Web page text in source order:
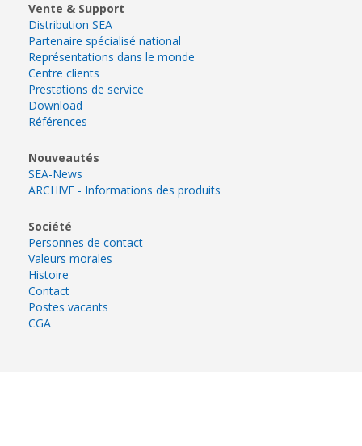
Vente & Support
Distribution SEA
Partenaire spécialisé national
Représentations dans le monde
Centre clients
Prestations de service
Download
Références
Nouveautés
SEA-News
ARCHIVE - Informations des produits
Société
Personnes de contact
Valeurs morales
Histoire
Contact
Postes vacants
CGA